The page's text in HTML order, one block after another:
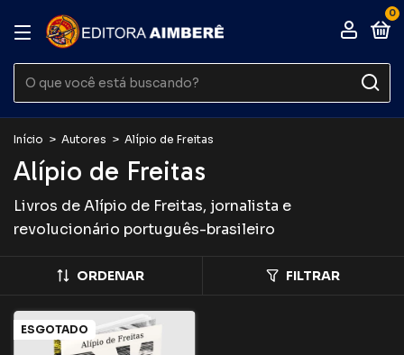
0
Início > Autores > Alípio de Freitas
Alípio de Freitas
Livros de Alípio de Freitas, jornalista e
revolucionário português-brasileiro
ORDENAR FILTRAR
ESGOTADO